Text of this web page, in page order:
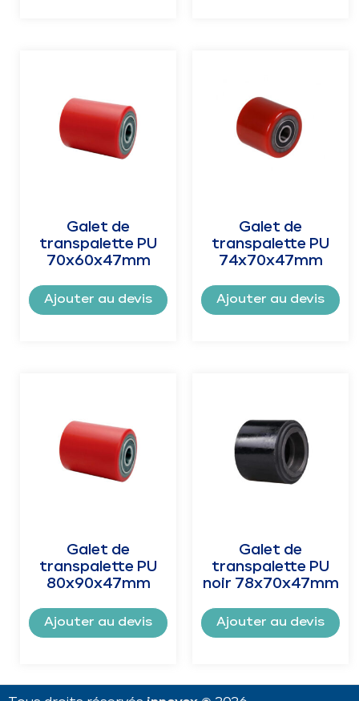
Galet de
transpalette PU
70x60x47mm
Ajouter au devis
Galet de
transpalette PU
74x70x47mm
Ajouter au devis
Galet de
transpalette PU
80x90x47mm
Ajouter au devis
Galet de
transpalette PU
noir 78x70x47mm
Ajouter au devis